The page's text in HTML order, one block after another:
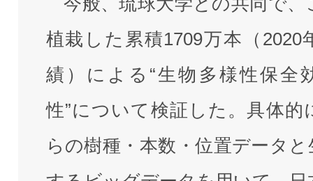
植栽した累積1709万本（2020
績）による“生物多様性保全
性”について検証した。具体的
らの樹種・本数・位置データ